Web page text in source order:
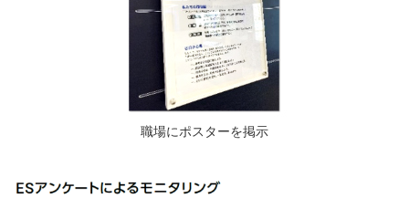
職場にポスターを掲示